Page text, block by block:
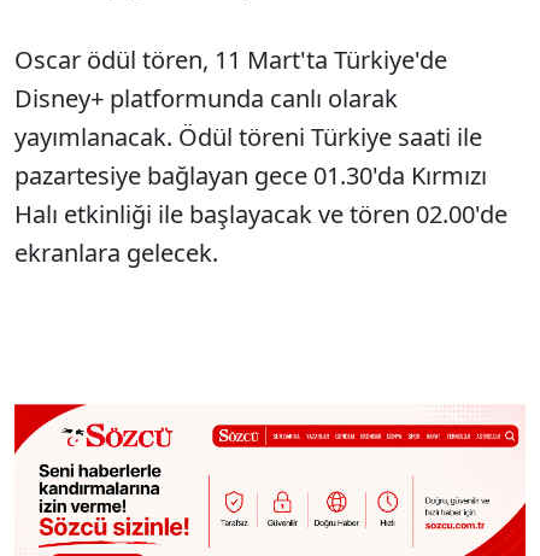
Oscar ödül tören, 11 Mart'ta Türkiye'de
Disney+ platformunda canlı olarak
yayımlanacak. Ödül töreni Türkiye saati ile
pazartesiye bağlayan gece 01.30'da Kırmızı
Halı etkinliği ile başlayacak ve tören 02.00'de
ekranlara gelecek.